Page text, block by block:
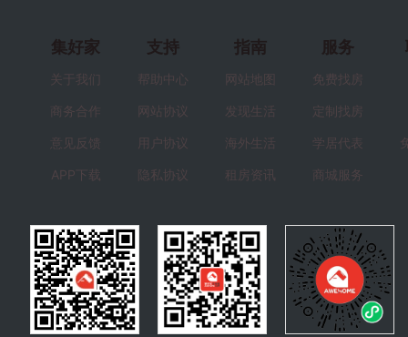
集好家
关于我们
商务合作
意见反馈
APP下载
支持
帮助中心
网站协议
用户协议
隐私协议
指南
网站地图
发现生活
海外生活
租房资讯
服务
免费找房
定制找房
学居代表
商城服务